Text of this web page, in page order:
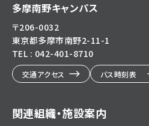
多摩南野キャンパス
〒206-0032
東京都多摩市南野2-11-1
TEL : 042-401-8710
交通アクセス バス時刻表
関連組織・施設案内